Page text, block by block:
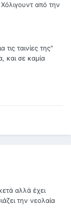
από την
τις ταινίες της"
και σε καμία
αλλά έχει
την νεολαία